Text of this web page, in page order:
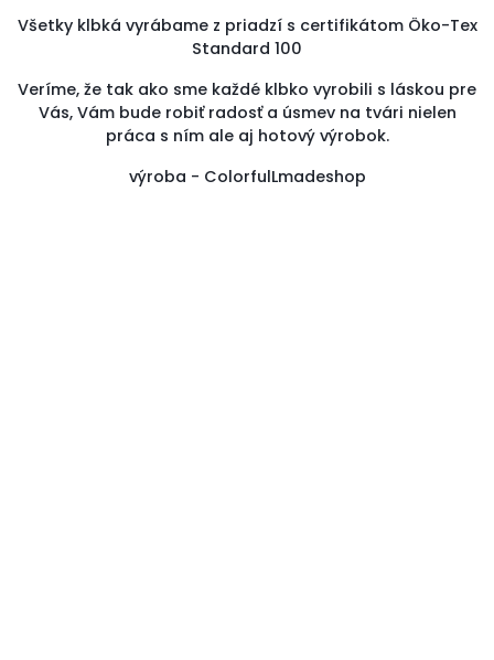
Všetky klbká vyrábame z priadzí s certifikátom Öko-Tex
Standard 100
Veríme, že tak ako sme každé klbko vyrobili s láskou pre
Vás, Vám bude robiť radosť a úsmev na tvári nielen
práca s ním ale aj hotový výrobok.
výroba - ColorfulLmadeshop